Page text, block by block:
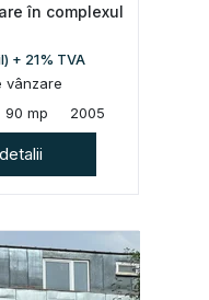
în complexul
+ 21% TVA
vânzare
90 mp 2005